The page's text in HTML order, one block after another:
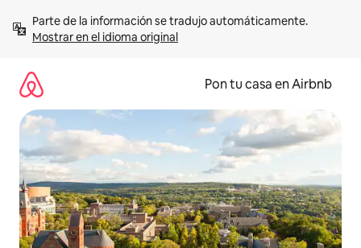
contenidoMostrar en el idioma original
Pon tu casa en Airbnb